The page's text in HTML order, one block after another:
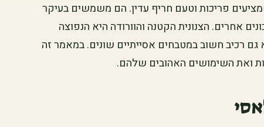
פריכות וטעם חריף עדין. הם משמשים בעיקר
אחרים. הצנונית הקטנה והוורודה היא הנפוצה
גם רכיב חשוב במטבחים אסייתיים שונים. במאמר זה
ואת השימושים האהובים שלהם.